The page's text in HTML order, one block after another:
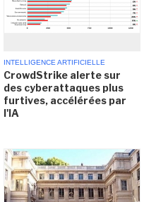
INTELLIGENCE ARTIFICIELLE
CrowdStrike alerte sur
des cyberattaques plus
furtives, accélérées par
l'IA